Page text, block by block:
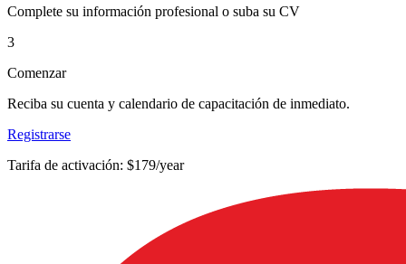
Complete su información profesional o suba su CV
3
Comenzar
Reciba su cuenta y calendario de capacitación de inmediato.
Registrarse
Tarifa de activación: $179/year